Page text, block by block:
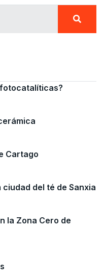
Cartago
del té de Sanxia
la Zona Cero de